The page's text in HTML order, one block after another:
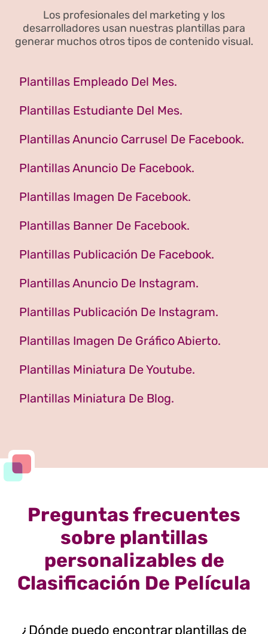
Los profesionales del marketing y los
desarrolladores usan nuestras plantillas para
generar muchos otros tipos de contenido visual.
Plantillas Empleado Del Mes.
Plantillas Estudiante Del Mes.
Plantillas Anuncio Carrusel De Facebook.
Plantillas Anuncio De Facebook.
Plantillas Imagen De Facebook.
Plantillas Banner De Facebook.
Plantillas Publicación De Facebook.
Plantillas Anuncio De Instagram.
Plantillas Publicación De Instagram.
Plantillas Imagen De Gráfico Abierto.
Plantillas Miniatura De Youtube.
Plantillas Miniatura De Blog.
Preguntas frecuentes
sobre plantillas
personalizables de
Clasificación De Película
¿Dónde puedo encontrar plantillas de